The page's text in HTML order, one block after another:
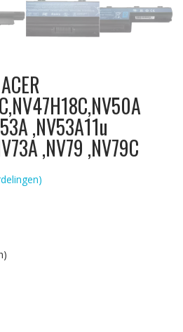
,NV53A11u
,NV79 ,NV79C